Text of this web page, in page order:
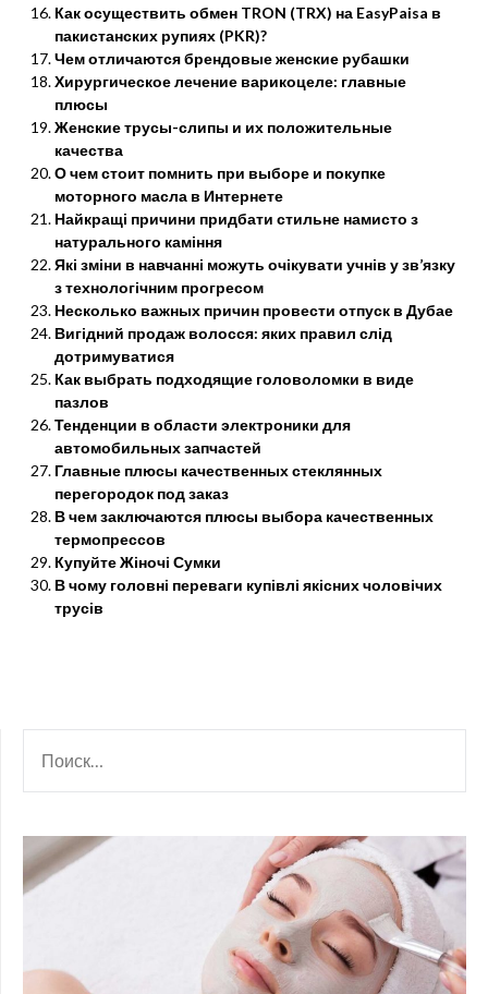
Как осуществить обмен TRON (TRX) на EasyPaisa в
пакистанских рупиях (PKR)?
Чем отличаются брендовые женские рубашки
Хирургическое лечение варикоцеле: главные
плюсы
Женские трусы-слипы и их положительные
качества
О чем стоит помнить при выборе и покупке
моторного масла в Интернете
Найкращі причини придбати стильне намисто з
натурального каміння
Які зміни в навчанні можуть очікувати учнів у зв’язку
з технологічним прогресом
Несколько важных причин провести отпуск в Дубае
Вигідний продаж волосся: яких правил слід
дотримуватися
Как выбрать подходящие головоломки в виде
пазлов
Тенденции в области электроники для
автомобильных запчастей
Главные плюсы качественных стеклянных
перегородок под заказ
В чем заключаются плюсы выбора качественных
термопрессов
Купуйте Жіночі Сумки
В чому головні переваги купівлі якісних чоловічих
трусів